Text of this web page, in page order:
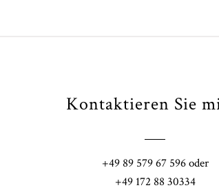
Kontaktieren Sie
+49 89 579 67 596 oder
+49 172 88 30334